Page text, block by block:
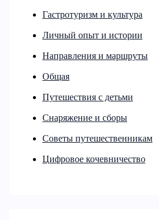
Гастротуризм и культура
Личный опыт и истории
Направления и маршруты
Общая
Путешествия с детьми
Снаряжение и сборы
Советы путешественникам
Цифровое кочевничество